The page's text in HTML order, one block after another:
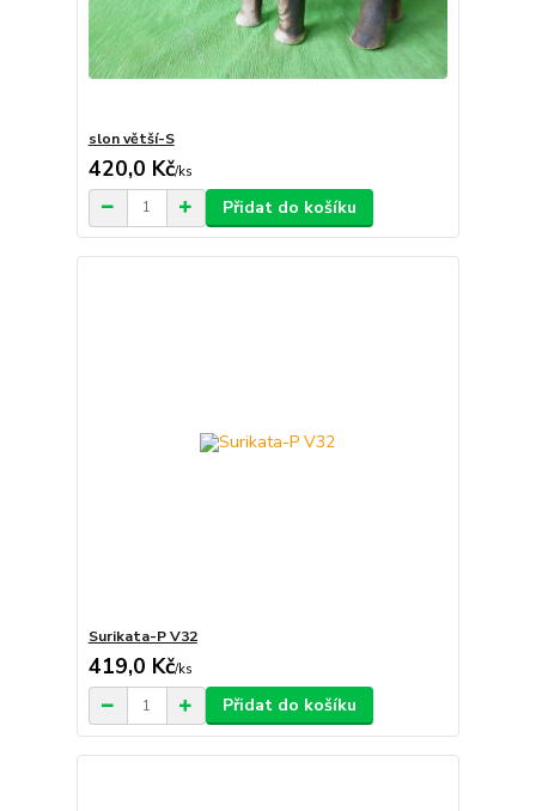
slon větší-S
420,0 Kč/ks
Přidat do košíku
Surikata-P V32
419,0 Kč/ks
Přidat do košíku